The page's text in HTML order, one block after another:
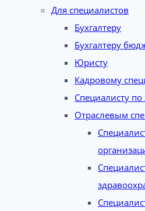
Для специалистов
Бухгалтеру
Бухгалтеру
Юристу
Кадровому
Специалисту
Отраслевым